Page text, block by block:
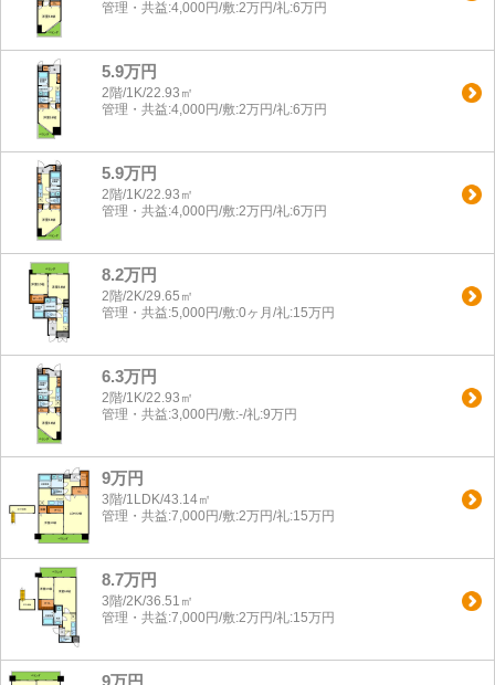
管理・共益:4,000円/敷:2万円/礼:6万円
5.9万円
2階/1K/22.93㎡
管理・共益:4,000円/敷:2万円/礼:6万円
5.9万円
2階/1K/22.93㎡
管理・共益:4,000円/敷:2万円/礼:6万円
8.2万円
2階/2K/29.65㎡
管理・共益:5,000円/敷:0ヶ月/礼:15万円
6.3万円
2階/1K/22.93㎡
管理・共益:3,000円/敷:-/礼:9万円
9万円
3階/1LDK/43.14㎡
管理・共益:7,000円/敷:2万円/礼:15万円
8.7万円
3階/2K/36.51㎡
管理・共益:7,000円/敷:2万円/礼:15万円